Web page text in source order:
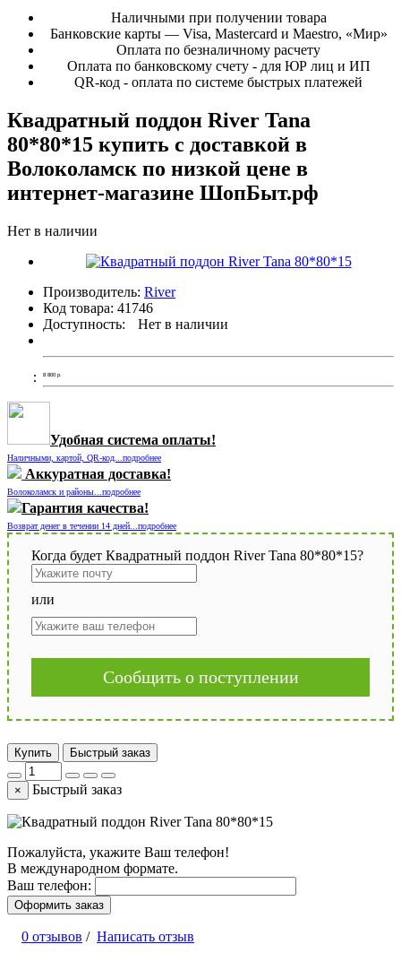
Наличными при получении товара
Банковские карты — Visa, Mastercard и Maestro, «Мир»
Оплата по безналичному расчету
Оплата по банковскому счету - для ЮР лиц и ИП
QR-код - оплата по системе быстрых платежей
Квадратный поддон River Tana
80*80*15 купить с доставкой в
Волоколамск по низкой цене в
интернет-магазине ШопБыт.рф
Нет в наличии
Производитель: River
Код товара: 41746
Доступность:
Нет в наличии
8 800 р.
Удобная система оплаты!
Наличными, картой, QR-код...подробнее
Аккуратная доставка!
Волоколамск и районы...подробнее
Гарантия качества!
Возврат денег в течении 14 дней...подробнее
Когда будет Квадратный поддон River Tana 80*80*15?
или
Сообщить о поступлении
Купить Быстрый заказ
× Быстрый заказ
Пожалуйста, укажите Ваш телефон!
В международном формате.
Ваш телефон:
Оформить заказ
0 отзывов / Написать отзыв